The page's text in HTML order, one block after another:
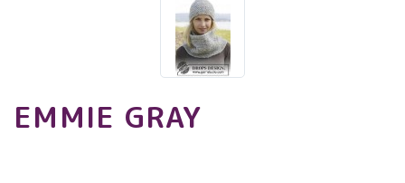
EMMIE GRAY